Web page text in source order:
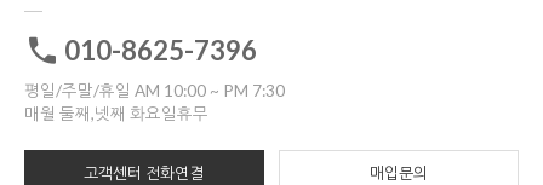
010-8625-7396
평일/주말/휴일 AM 10:00 ~ PM 7:30
매월 둘째,넷째 화요일휴무
고객센터 전화연결 매입문의